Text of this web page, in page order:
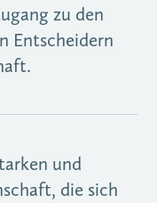
zu den
Entscheidern
und
die sich